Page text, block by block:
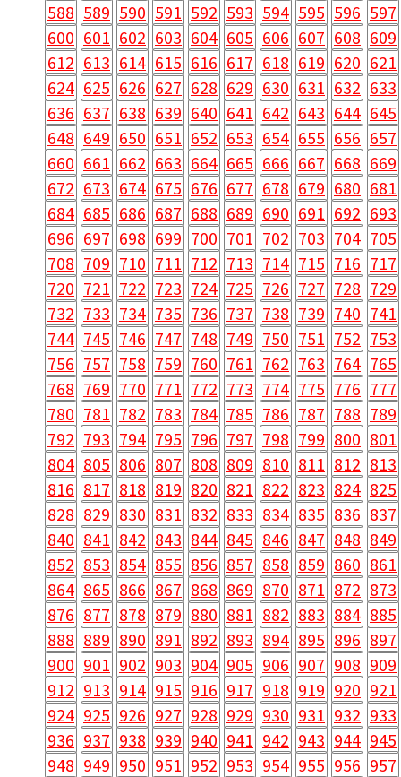
588 589 590 591 592 593 594 595 596 597
600 601 602 603 604 605 606 607 608 609
612 613 614 615 616 617 618 619 620 621
624 625 626 627 628 629 630 631 632 633
636 637 638 639 640 641 642 643 644 645
648 649 650 651 652 653 654 655 656 657
660 661 662 663 664 665 666 667 668 669
672 673 674 675 676 677 678 679 680 681
684 685 686 687 688 689 690 691 692 693
696 697 698 699 700 701 702 703 704 705
708 709 710 711 712 713 714 715 716 717
720 721 722 723 724 725 726 727 728 729
732 733 734 735 736 737 738 739 740 741
744 745 746 747 748 749 750 751 752 753
756 757 758 759 760 761 762 763 764 765
768 769 770 771 772 773 774 775 776 777
780 781 782 783 784 785 786 787 788 789
792 793 794 795 796 797 798 799 800 801
804 805 806 807 808 809 810 811 812 813
816 817 818 819 820 821 822 823 824 825
828 829 830 831 832 833 834 835 836 837
840 841 842 843 844 845 846 847 848 849
852 853 854 855 856 857 858 859 860 861
864 865 866 867 868 869 870 871 872 873
876 877 878 879 880 881 882 883 884 885
888 889 890 891 892 893 894 895 896 897
900 901 902 903 904 905 906 907 908 909
912 913 914 915 916 917 918 919 920 921
924 925 926 927 928 929 930 931 932 933
936 937 938 939 940 941 942 943 944 945
948 949 950 951 952 953 954 955 956 957